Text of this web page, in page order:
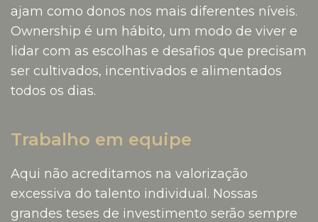
ajam como donos nos mais diferentes níveis.
Ownership é um hábito, um modo de viver e
lidar com as escolhas e desafios que precisam
ser cultivados, incentivados e alimentados
todos os dias.
Trabalho em equipe
Aqui não acreditamos na valorização
excessiva do talento individual. Nossas
grandes teses de investimento serão sempre